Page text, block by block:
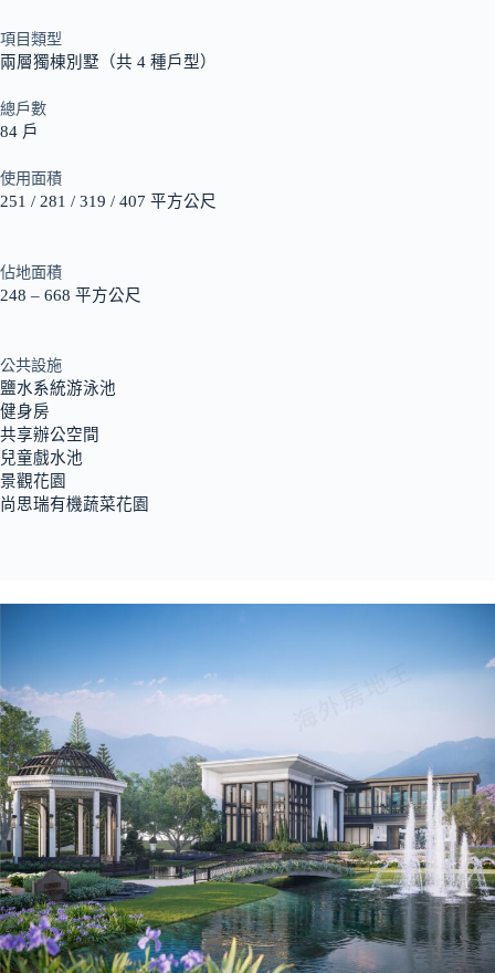
項目類型
兩層獨棟別墅（共 4 種戶型）
總戶數
84 戶
使用面積
251 / 281 / 319 / 407 平方公尺
佔地面積
248 – 668 平方公尺
公共設施
鹽水系統游泳池
健身房
共享辦公空間
兒童戲水池
景觀花園
尚思瑞有機蔬菜花園